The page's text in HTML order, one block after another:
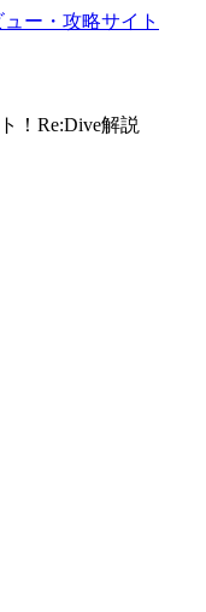
！Re:Dive解説